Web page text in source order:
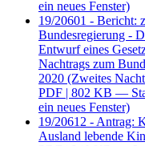
ein neues Fenster)
19/20601 - Bericht:
Bundesregierung -
Entwurf eines
Nachtrags zum
2020 (Zweites
PDF | 802 KB —
ein neues Fenster)
19/20612 - Antrag:
Ausland lebende